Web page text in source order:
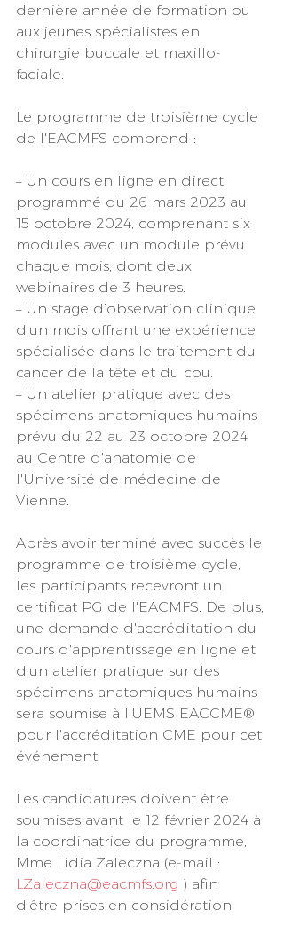
dernière année de formation ou
aux jeunes spécialistes en
chirurgie buccale et maxillo-
faciale.
Le programme de troisième cycle
de l'EACMFS comprend :
– Un cours en ligne en direct
programmé du 26 mars 2023 au
15 octobre 2024, comprenant six
modules avec un module prévu
chaque mois, dont deux
webinaires de 3 heures.
– Un stage d’observation clinique
d’un mois offrant une expérience
spécialisée dans le traitement du
cancer de la tête et du cou.
– Un atelier pratique avec des
spécimens anatomiques humains
prévu du 22 au 23 octobre 2024
au Centre d'anatomie de
l'Université de médecine de
Vienne.
Après avoir terminé avec succès le
programme de troisième cycle,
les participants recevront un
certificat PG de l'EACMFS. De plus,
une demande d'accréditation du
cours d'apprentissage en ligne et
d'un atelier pratique sur des
spécimens anatomiques humains
sera soumise à l'UEMS EACCME®
pour l'accréditation CME pour cet
événement.
Les candidatures doivent être
soumises avant le 12 février 2024 à
la coordinatrice du programme,
Mme Lidia Zaleczna (e-mail :
LZaleczna@eacmfs.org ) afin
d'être prises en considération.